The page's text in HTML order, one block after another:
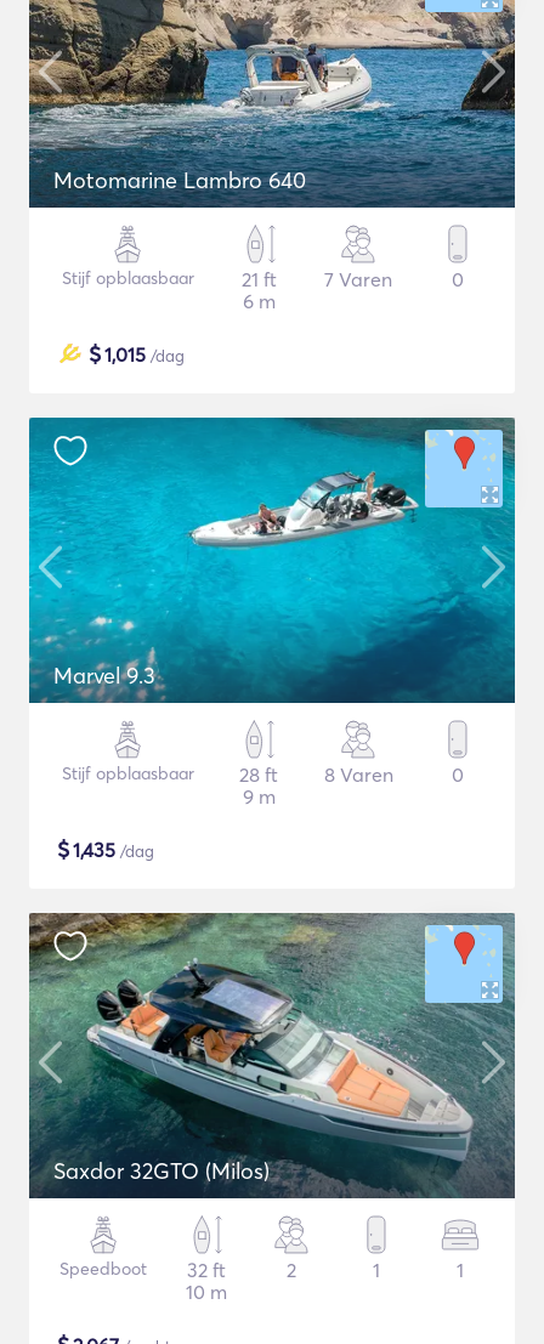
Motomarine Lambro 640
Stijf opblaasbaar
21 ft
6 m
7 Varen 0
$1,015 /dag
Marvel 9.3
Stijf opblaasbaar
28 ft
9 m
8 Varen 0
$1,435 /dag
Saxdor 32GTO (Milos)
Speedboot
32 ft
10 m
2 1 1